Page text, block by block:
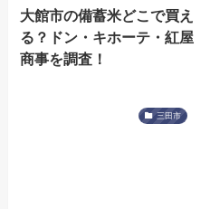
大館市の備蓄米どこで買え
る？ドン・キホーテ・紅屋
商事を調査！
三田市